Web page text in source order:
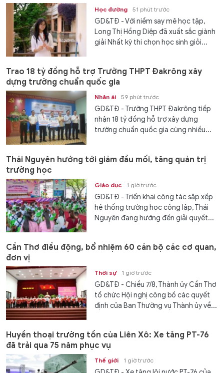
Học đường 51 phút trước
GD&TĐ - Với niềm say mê học tập,
Long Thị Hồng Diệp đã xuất sắc giành
giải Nhất kỳ thi chọn học sinh giỏi...
Trao 18 tỷ đồng hỗ trợ Trường THPT Đakrông xây
dựng trường chuẩn quốc gia
Nhân ái 59 phút trước
GD&TĐ - Trường THPT Đakrông tiếp
nhận 18 tỷ đồng hỗ trợ xây dựng
trường chuẩn quốc gia cùng nhiều...
Thái Nguyên hướng tới giảm đầu mối, tăng quản trị
trường học
Giáo dục 1 giờ trước
GD&TĐ - Triển khai công tác sắp xếp
hệ thống trường học công lập, Thái
Nguyên đang hướng đến giải quyết...
Cần Thơ điều động, bổ nhiệm 60 cán bộ các cơ quan,
đơn vị
Thời sự 1 giờ trước
GD&TĐ - Chiều 7/8, Thành ủy Cần Thơ
tổ chức Hội nghị công bố các quyết
định của Ban Thường vụ Thành ủy về...
Huyền thoại trường tồn của Liên Xô: Xe tăng PT-76
đã trải qua 75 năm phục vụ
Thế giới 1 giờ trước